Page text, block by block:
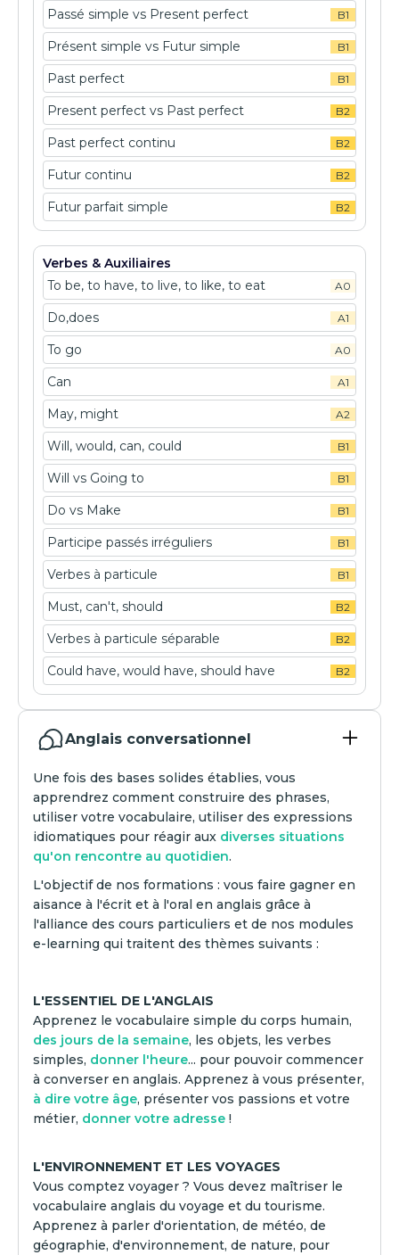
Passé simple vs Present perfect B1
Présent simple vs Futur simple B1
Past perfect B1
Present perfect vs Past perfect B2
Past perfect continu B2
Futur continu B2
Futur parfait simple B2
Verbes & Auxiliaires
To be, to have, to live, to like, to eat
A0
Do,does A1
To go A0
Can A1
May, might A2
Will, would, can, could B1
Will vs Going to B1
Do vs Make B1
Participe passés irréguliers B1
Verbes à particule B1
Must, can't, should B2
Verbes à particule séparable B2
Could have, would have, should have B2
Anglais conversationnel
Une fois des bases solides établies, vous
apprendrez comment construire des phrases,
utiliser votre vocabulaire, utiliser des expressions
idiomatiques pour réagir aux diverses situations
qu'on rencontre au quotidien.
L'objectif de nos formations : vous faire gagner en
aisance à l'écrit et à l'oral en anglais grâce à
l'alliance des cours particuliers et de nos modules
e-learning qui traitent des thèmes suivants :
L'ESSENTIEL DE L'ANGLAIS
Apprenez le vocabulaire simple du corps humain,
des jours de la semaine, les objets, les verbes
simples, donner l'heure... pour pouvoir commencer
à converser en anglais. Apprenez à vous présenter,
à dire votre âge, présenter vos passions et votre
métier, donner votre adresse !
L'ENVIRONNEMENT ET LES VOYAGES
Vous comptez voyager ? Vous devez maîtriser le
vocabulaire anglais du voyage et du tourisme.
Apprenez à parler d'orientation, de météo, de
géographie, d'environnement, de nature, pour